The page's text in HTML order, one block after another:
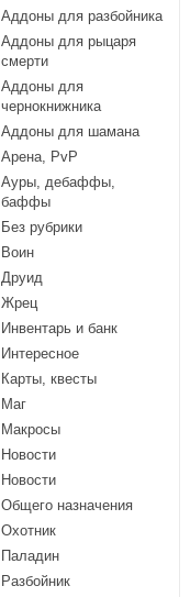
Аддоны для разбойника
Аддоны для рыцаря
смерти
Аддоны для
чернокнижника
Аддоны для шамана
Арена, PvP
Ауры, дебаффы,
баффы
Без рубрики
Воин
Друид
Жрец
Инвентарь и банк
Интересное
Карты, квесты
Маг
Макросы
Новости
Новости
Общего назначения
Охотник
Паладин
Разбойник